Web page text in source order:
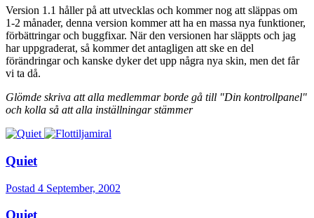
Version 1.1 håller på att utvecklas och kommer nog att släppas om
1-2 månader, denna version kommer att ha en massa nya funktioner,
förbättringar och buggfixar. När den versionen har släppts och jag
har uppgraderat, så kommer det antagligen att ske en del
förändringar och kanske dyker det upp några nya skin, men det får
vi ta då.
Glömde skriva att alla medlemmar borde gå till "Din kontrollpanel"
och kolla så att alla inställningar stämmer
Quiet
Postad 4 September, 2002
Quiet